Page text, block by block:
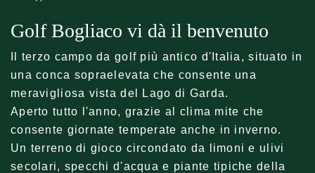
Golf Bogliaco vi dà il benvenuto
Il terzo campo da golf più antico d'Italia, situato in
una conca sopraelevata che consente una
meravigliosa vista del Lago di Garda.
Aperto tutto l'anno, grazie al clima mite che
consente giornate temperate anche in inverno.
Un terreno di gioco circondato da limoni e ulivi
secolari, specchi d'acqua e piante tipiche della